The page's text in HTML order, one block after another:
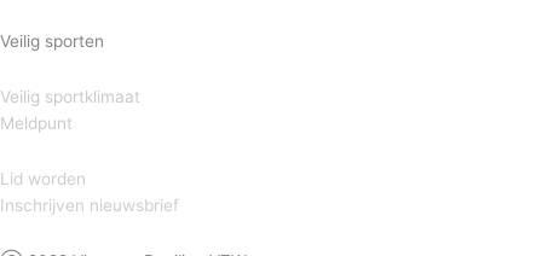
Veilig sporten
Veilig sportklimaat
Meldpunt
Lid worden
Inschrijven nieuwsbrief